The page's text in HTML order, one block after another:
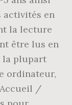
activités en
la lecture
être lus en
la plupart
ordinateur,
/